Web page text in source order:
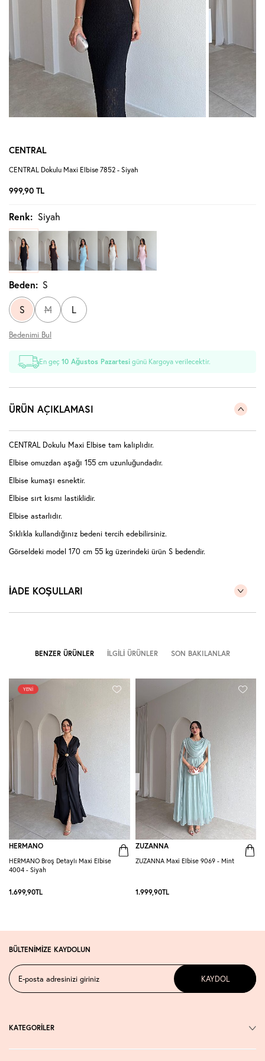
CENTRAL
CENTRAL Dokulu Maxi Elbise 7852 - Siyah
999,90 TL
Renk: Siyah
Beden: S
S M L
Bedenimi Bul
En geç10 Ağustos Pazartesi günü Kargoya verilecektir.
ÜRÜN AÇIKLAMASI
CENTRAL Dokulu Maxi Elbise tam kalıplıdır.
Elbise omuzdan aşağı 155 cm uzunluğundadır.
Elbise kumaşı esnektir.
Elbise sırt kısmı lastiklidir.
Elbise astarlıdır.
Sıklıkla kullandığınız bedeni tercih edebilirsiniz.
Görseldeki model 170 cm 55 kg üzerindeki ürün S bedendir.
İADE KOŞULLARI
BENZER ÜRÜNLER İLGILI ÜRÜNLER SON BAKILANLAR
YENI
HERMANO
HERMANO Broş Detaylı Maxi Elbise
4004 - Siyah
1.699,90TL
ZUZANNA
ZUZANNA Maxi Elbise 9069 - Mint
1.999,90TL
BÜLTENİMİZE KAYDOLUN
KAYDOL
KATEGORİLER